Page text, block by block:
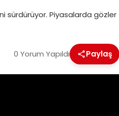
sürdürüyor. Piyasalarda gözler
0 Yorum Yapıldı Paylaş